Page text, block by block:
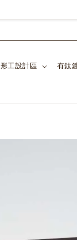
形工設計區 有鈦